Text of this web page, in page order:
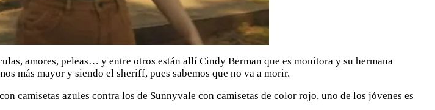
amores, peleas… y entre otros están allí Cindy Berman que es monitora y su hermana
más mayor y siendo el sheriff, pues sabemos que no va a morir.
camisetas azules contra los de Sunnyvale con camisetas de color rojo, uno de los jóvenes es